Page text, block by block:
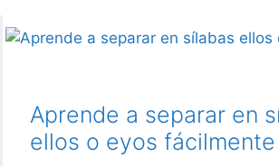
Aprende a separar en
ellos o eyos fácilmente